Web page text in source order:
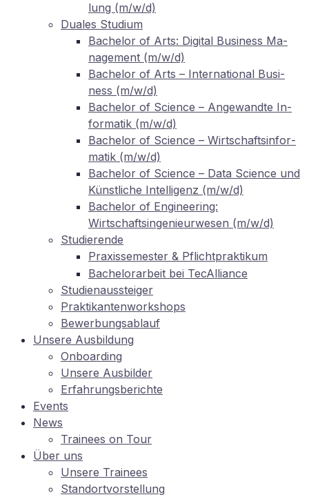
lung (m/w/d)
Dua­les Studium
Ba­che­lor of Arts: Di­gi­tal Busi­ness Ma­
nage­ment (m/w/d)
Ba­che­lor of Arts – In­ter­na­tio­nal Busi­
ness (m/w/d)
Ba­che­lor of Sci­ence – An­ge­wand­te In­
for­ma­tik (m/w/d)
Ba­che­lor of Sci­ence – Wirt­schafts­in­for­
ma­tik (m/w/d)
Ba­che­lor of Sci­ence – Data Sci­ence und
Künst­li­che In­tel­li­genz (m/w/d)
Ba­che­lor of En­gi­nee­ring:
Wirtschaftsingenieurwesen (m/w/d)
Stu­die­ren­de
Pra­xis­se­mes­ter & Pflichtpraktikum
Ba­che­lor­ar­beit bei TecAlliance
Stu­di­en­aus­stei­ger
Prak­ti­kan­ten­work­shops
Be­wer­bungs­ab­lauf
Un­se­re Ausbildung
On­boar­ding
Un­se­re Ausbilder
Er­fah­rungs­be­rich­te
Events
News
Trai­nees on Tour
Über uns
Un­se­re Trainees
Stand­ort­vor­stel­lung